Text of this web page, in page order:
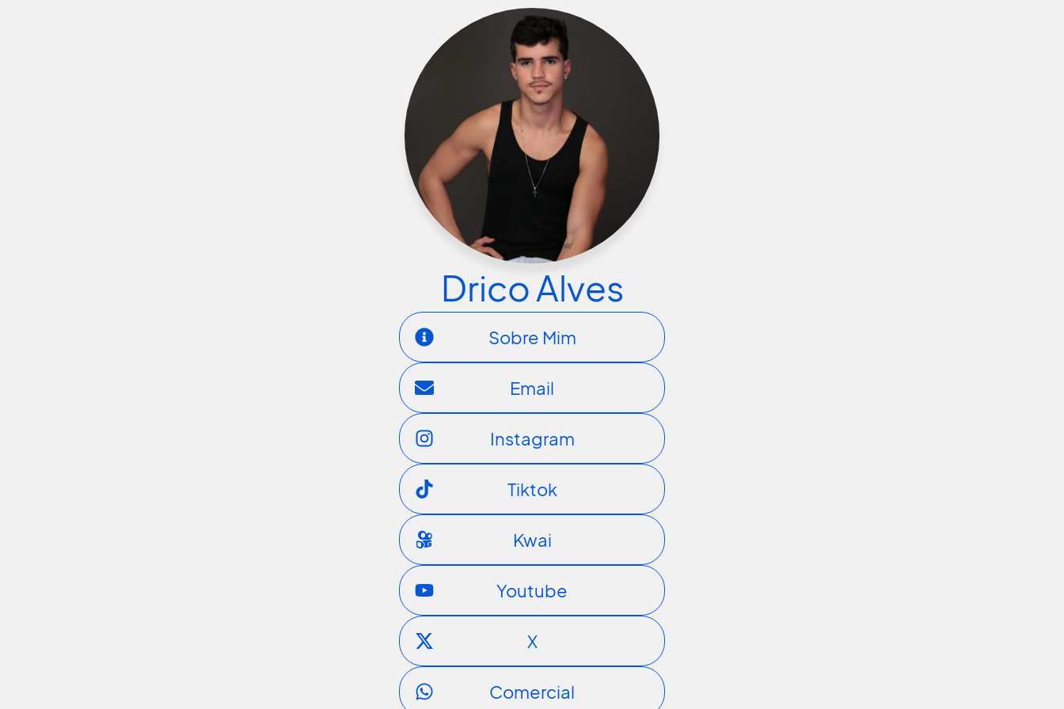
Drico Alves
Sobre Mim
Email
Instagram
Tiktok
Kwai
Youtube
X
Comercial